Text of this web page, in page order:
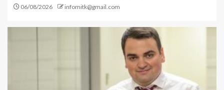
06/08/2026 infomitk@gmail.com